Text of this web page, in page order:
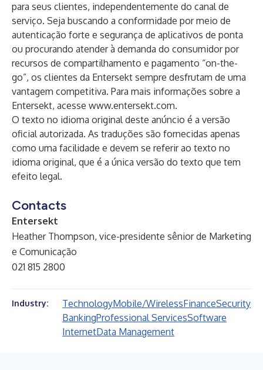
para seus clientes, independentemente do canal de
serviço. Seja buscando a conformidade por meio de
autenticação forte e segurança de aplicativos de ponta
ou procurando atender à demanda do consumidor por
recursos de compartilhamento e pagamento “on-the-
go”, os clientes da Entersekt sempre desfrutam de uma
vantagem competitiva. Para mais informações sobre a
Entersekt, acesse www.entersekt.com.
O texto no idioma original deste anúncio é a versão
oficial autorizada. As traduções são fornecidas apenas
como uma facilidade e devem se referir ao texto no
idioma original, que é a única versão do texto que tem
efeito legal.
Contacts
Entersekt
Heather Thompson, vice-presidente sênior de Marketing
e Comunicação
021 815 2800
Industry: TechnologyMobile/WirelessFinanceSecurity
BankingProfessional ServicesSoftware
InternetData Management